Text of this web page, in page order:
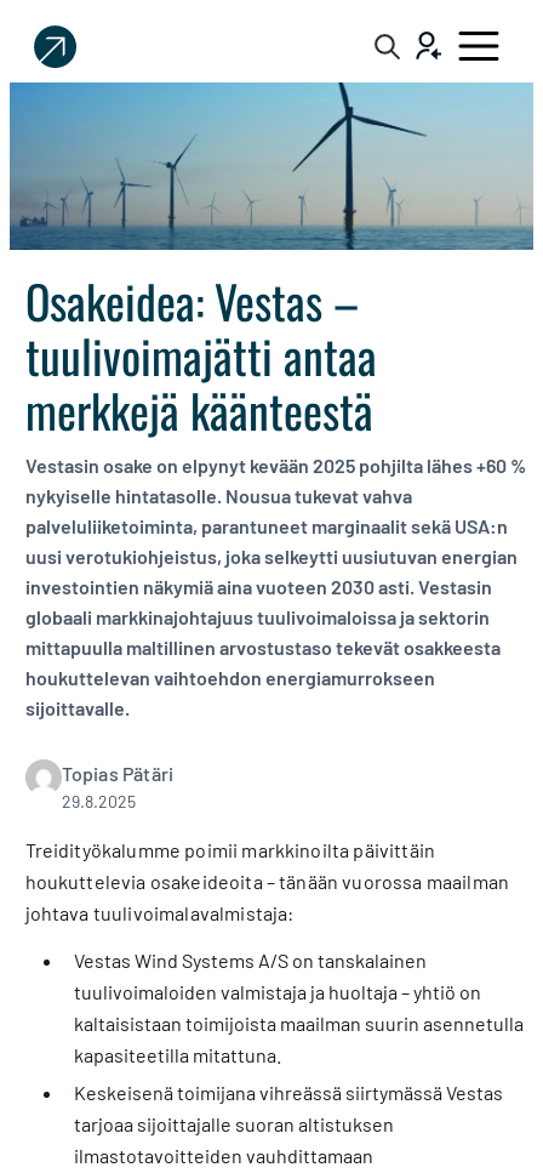
Sijoittaja.fi
Tee
Osakeidea: Vestas –
tuulivoimajätti antaa
merkkejä käänteestä
Vestasin osake on elpynyt kevään 2025 pohjilta lähes +60 %
nykyiselle hintatasolle. Nousua tukevat vahva
palveluliiketoiminta, parantuneet marginaalit sekä USA:n
uusi verotukiohjeistus, joka selkeytti uusiutuvan energian
investointien näkymiä aina vuoteen 2030 asti. Vestasin
globaali markkinajohtajuus tuulivoimaloissa ja sektorin
mittapuulla maltillinen arvostustaso tekevät osakkeesta
houkuttelevan vaihtoehdon energiamurrokseen
sijoittavalle.
Topias Pätäri
29.8.2025
Treidityökalumme poimii markkinoilta päivittäin
houkuttelevia osakeideoita – tänään vuorossa maailman
johtava tuulivoimalavalmistaja:
Vestas Wind Systems A/S on tanskalainen
tuulivoimaloiden valmistaja ja huoltaja – yhtiö on
kaltaisistaan toimijoista maailman suurin asennetulla
kapasiteetilla mitattuna.
Keskeisenä toimijana vihreässä siirtymässä Vestas
tarjoaa sijoittajalle suoran altistuksen
ilmastotavoitteiden vauhdittamaan